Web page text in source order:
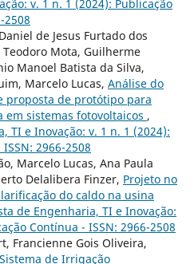
v. 1 n. 1 (2024): Publicação
2508
de Jesus Furtado dos
Teodoro Mota, Guilherme
Manoel Batista da Silva,
Marcelo Lucas, Análise do
proposta de protótipo para
em sistemas fotovoltaicos ,
TI e Inovação: v. 1 n. 1 (2024):
2966-2508
Marcelo Lucas, Ana Paula
Delalibera Finzer, Projeto no
do caldo na usina
de Engenharia, TI e Inovação:
Contínua - ISSN: 2966-2508
Francienne Gois Oliveira,
de Irrigação